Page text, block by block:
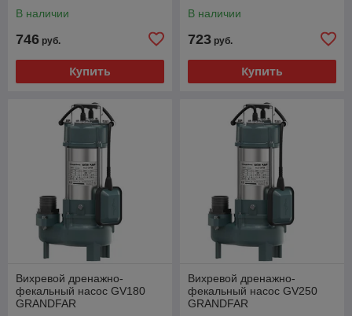
В наличии
746 руб.
Купить
В наличии
723 руб.
Купить
Вихревой дренажно-
фекальный насос GV180
GRANDFAR
Вихревой дренажно-
фекальный насос GV250
GRANDFAR